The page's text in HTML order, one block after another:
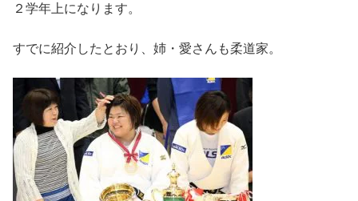
２学年上になります。
すでに紹介したとおり、姉・愛さんも柔道家。